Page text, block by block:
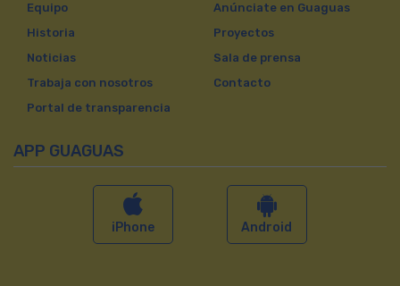
Equipo
Historia
Noticias
Trabaja con nosotros
Portal de transparencia
Anúnciate en Guaguas
Proyectos
Sala de prensa
Contacto
APP GUAGUAS
iPhone Android